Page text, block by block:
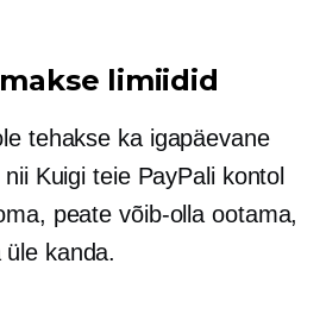
limiidid
tehakse ka igapäevane
niiKuigi teie PayPali kontol
peate võib-olla ootama,
kanda.